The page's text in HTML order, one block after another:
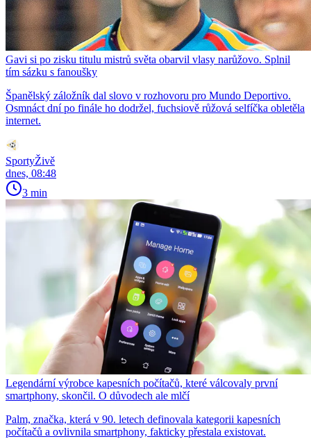
Gavi si po zisku titulu mistrů světa obarvil vlasy narůžovo. Splnil
tím sázku s fanoušky
Španělský záložník dal slovo v rozhovoru pro Mundo Deportivo.
Osmnáct dní po finále ho dodržel, fuchsiově růžová selfíčka obletěla
internet.
SportyŽivě
dnes, 08:48
3 min
Legendární výrobce kapesních počítačů, které válcovaly první
smartphony, skončil. O důvodech ale mlčí
Palm, značka, která v 90. letech definovala kategorii kapesních
počítačů a ovlivnila smartphony, fakticky přestala existovat.